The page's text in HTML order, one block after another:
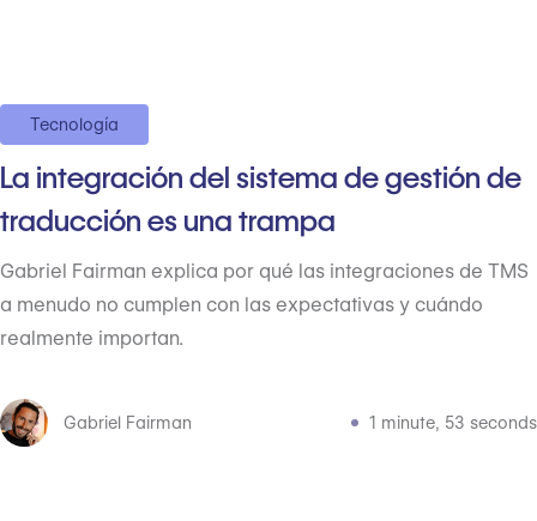
Tecnología
La integración del sistema de gestión de
traducción es una trampa
Gabriel Fairman explica por qué las integraciones de TMS
a menudo no cumplen con las expectativas y cuándo
realmente importan.
Gabriel Fairman 1 minute, 53 seconds